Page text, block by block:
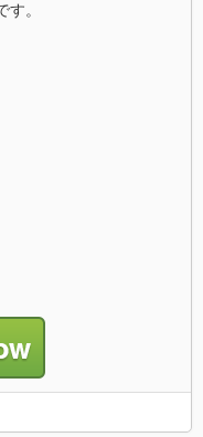
。